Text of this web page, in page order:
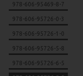
978-606-95469-8-7
978-606-95726-0-3
978-606-95726-1-0
978-606-95726-5-8
978-606-95726-6-5